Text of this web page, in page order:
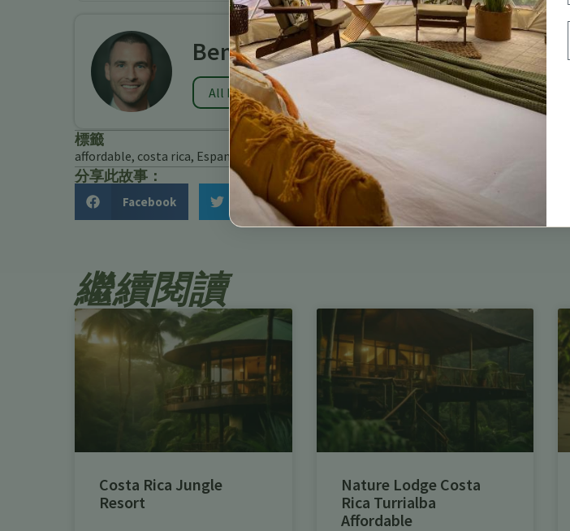
Benjamin Charbonneau, CFA
All Posts
標籤
affordable, costa rica, Espanol ,hotels Turrialba
分享此故事：
Facebook Twitter LinkedIn
繼續閱讀
Costa Rica Jungle
Resort
Nature Lodge Costa
Rica Turrialba
Affordable